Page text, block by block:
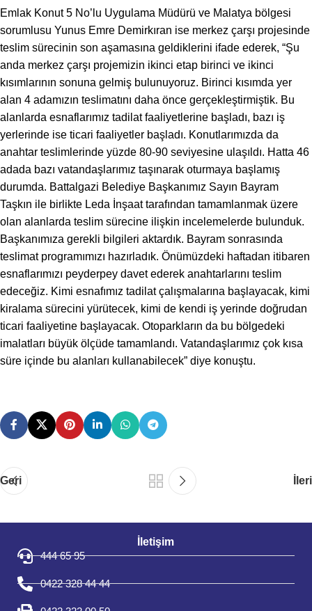
Emlak Konut 5 No’lu Uygulama Müdürü ve Malatya bölgesi
sorumlusu Yunus Emre Demirkıran ise merkez çarşı projesinde
teslim sürecinin son aşamasına geldiklerini ifade ederek, “Şu
anda merkez çarşı projemizin ikinci etap birinci ve ikinci
kısımlarının sonuna gelmiş bulunuyoruz. Birinci kısımda yer
alan 4 adamızın teslimatını daha önce gerçekleştirmiştik. Bu
alanlarda esnaflarımız tadilat faaliyetlerine başladı, bazı iş
yerlerinde ise ticari faaliyetler başladı. Konutlarımızda da
anahtar teslimlerinde yüzde 80-90 seviyesine ulaşıldı. Hatta 46
adada bazı vatandaşlarımız taşınarak oturmaya başlamış
durumda. Battalgazi Belediye Başkanımız Sayın Bayram
Taşkın ile birlikte Leda İnşaat tarafından tamamlanmak üzere
olan alanlarda teslim sürecine ilişkin incelemelerde bulunduk.
Başkanımıza gerekli bilgileri aktardık. Bayram sonrasında
teslimat programımızı hazırladık. Önümüzdeki haftadan itibaren
esnaflarımızı peyderpey davet ederek anahtarlarını teslim
edeceğiz. Kimi esnafımız tadilat çalışmalarına başlayacak, kimi
kiralama sürecini yürütecek, kimi de kendi iş yerinde doğrudan
ticari faaliyetine başlayacak. Otoparkların da bu bölgedeki
imalatları büyük ölçüde tamamlandı. Vatandaşlarımız çok kısa
süre içinde bu alanları kullanabilecek” diye konuştu.
Geri İleri
İletişim
444 65 95
0422 328 44 44